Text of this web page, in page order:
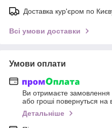
Доставка кур'єром по
Всі умови доставки
Умови оплати
Ви отримаєте замовлення
або гроші повернуться на
Детальніше